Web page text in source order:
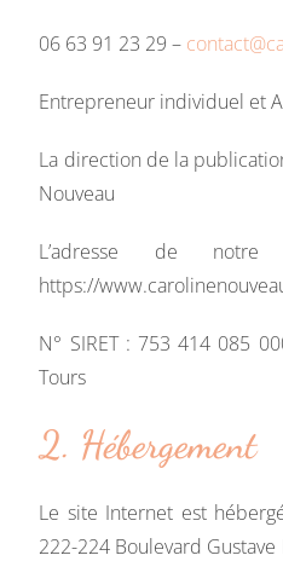
06 63 91 23 29 –
Entrepreneur individuel et
La direction de la
Nouveau
L’adresse de
https://
N° SIRET : 753 414 085
Tours
2. Hébergement
Le site Internet est
222-224 Boulevard